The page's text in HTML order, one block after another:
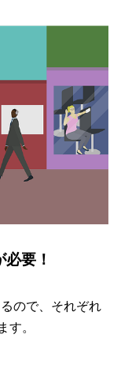
要！
ので、それぞれ
す。